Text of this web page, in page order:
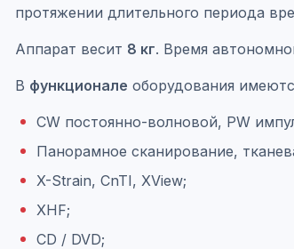
протяжении длительного периода
Аппарат весит 8 кг. Время
В функционале оборудования
CW постоянно-волновой, PW
Панорамное сканирование,
X-Strain, CnTI, XView;
XHF;
CD / DVD;